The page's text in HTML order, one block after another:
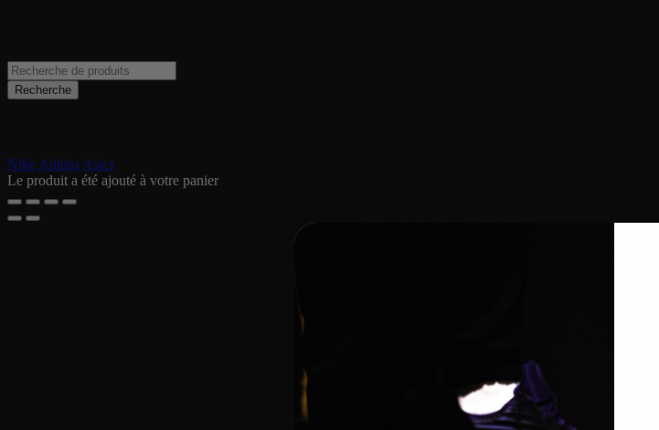
Nike Adidas Asics
Le produit a été ajouté à votre panier